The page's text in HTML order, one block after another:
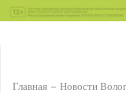
Главная Новости